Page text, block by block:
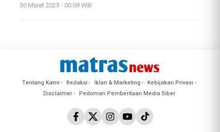
30 Maret 2023 - 00:09 WIB
Tentang Kami Redaksi Iklan & Marketing
Kebijakan Privasi
Disclaimer
Pedoman Pemberitaan Media Siber